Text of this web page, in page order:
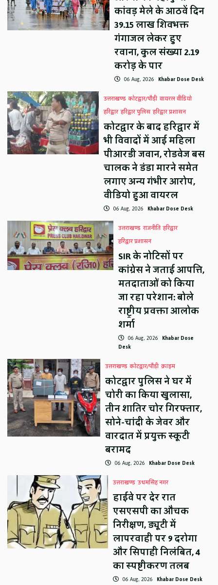
कांवड़ मेले के आठवें दिन
39.15 लाख शिवभक्त
गंगाजल लेकर हुए
रवाना, कुल संख्या 2.19
करोड़ के पार
06 Aug, 2026 Khabar Dose Desk
उत्तराखण्ड कोटद्वार/पौड़ी वायरल वीडियो
हरिद्वार हरिद्वार पुलिस हरिद्वार प्रशासन
कोटद्वार के बाद हरिद्वार में
भी विवादों में आई महिला
पीआरडी जवान, रोडवेज बस
चालक ने डंडा मारने समेत
लगाए अन्य गंभीर आरोप,
वीडियो हुआ वायरल
06 Aug, 2026 Khabar Dose Desk
उत्तराखण्ड राजनीति हरिद्वार
हरिद्वार प्रशासन
SIR के नोटिसों पर
कांग्रेस ने जताई आपत्ति,
मतदाताओं को किया
जा रहा परेशान: बोले
राष्ट्रीय प्रवक्ता आलोक
शर्मा
06 Aug, 2026 Khabar Dose
Desk
उत्तराखण्ड कोटद्वार/पौड़ी क्राइम
कोटद्वार पुलिस ने घर में
चोरी का किया खुलासा,
तीन शातिर चोर गिरफ्तार,
सोने-चांदी के जेवर और
वारदात में प्रयुक्त स्कूटी
बरामद
06 Aug, 2026 Khabar Dose Desk
उत्तराखण्ड उधमसिंह नगर
हाईवे पर देर रात
एसएसपी का औचक
निरीक्षण, ड्यूटी में
लापरवाही पर 9 दरोगा
और सिपाही निलंबित, 4
का स्पष्टीकरण तलब
06 Aug, 2026 Khabar Dose Desk